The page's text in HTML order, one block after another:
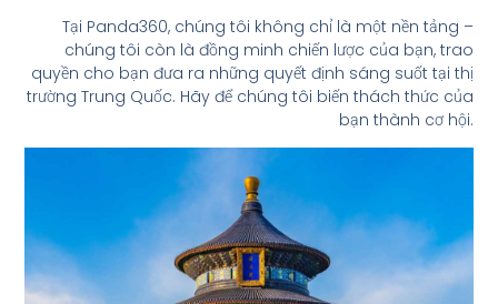
Tại Panda360, chúng tôi không chỉ là một nền tảng –
chúng tôi còn là đồng minh chiến lược của bạn, trao
quyền cho bạn đưa ra những quyết định sáng suốt tại thị
trường Trung Quốc. Hãy để chúng tôi biến thách thức của
bạn thành cơ hội.